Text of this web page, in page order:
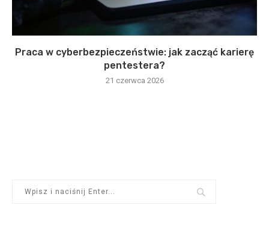
Praca w cyberbezpieczeństwie: jak zacząć karierę
pentestera?
21 czerwca 2026